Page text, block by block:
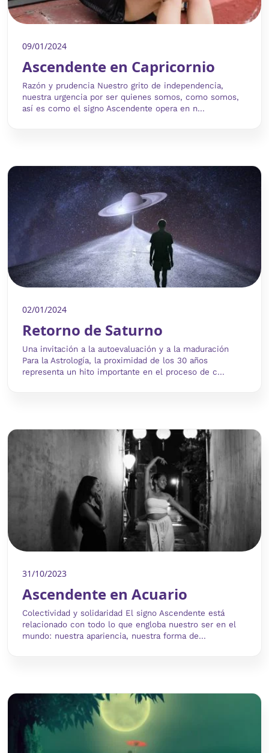
09/01/2024
Ascendente en Capricornio
Razón y prudencia Nuestro grito de independencia,
nuestra urgencia por ser quienes somos, como somos,
así es como el signo Ascendente opera en n...
02/01/2024
Retorno de Saturno
Una invitación a la autoevaluación y a la maduración
Para la Astrología, la proximidad de los 30 años
representa un hito importante en el proceso de c...
31/10/2023
Ascendente en Acuario
Colectividad y solidaridad El signo Ascendente está
relacionado con todo lo que engloba nuestro ser en el
mundo: nuestra apariencia, nuestra forma de...